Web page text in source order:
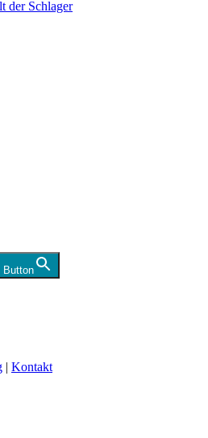
Button
| Kontakt